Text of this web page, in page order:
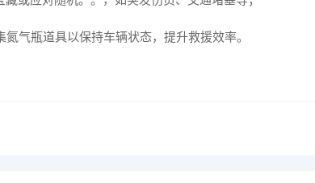
气瓶道具以保持车辆状态，提升救援效率。